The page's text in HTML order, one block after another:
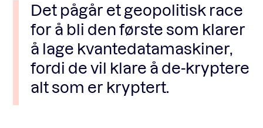
Det pågår et geopolitisk race
for å bli den første som klarer
å lage kvantedatamaskiner,
fordi de vil klare å de-kryptere
alt som er kryptert.